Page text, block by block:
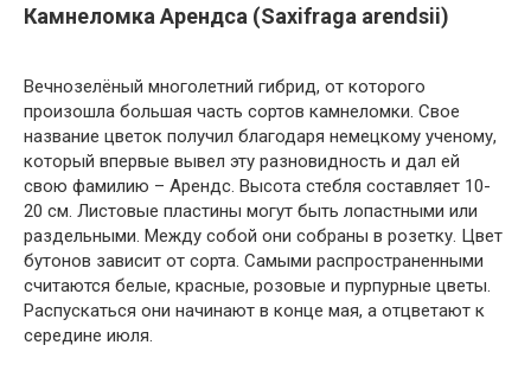
Камнеломка Арендса (Saxifraga arendsii)
Вечнозелёный многолетний гибрид, от которого
произошла большая часть сортов камнеломки. Свое
название цветок получил благодаря немецкому ученому,
который впервые вывел эту разновидность и дал ей
свою фамилию – Арендс. Высота стебля составляет 10-
20 см. Листовые пластины могут быть лопастными или
раздельными. Между собой они собраны в розетку. Цвет
бутонов зависит от сорта. Самыми распространенными
считаются белые, красные, розовые и пурпурные цветы.
Распускаться они начинают в конце мая, а отцветают к
середине июля.